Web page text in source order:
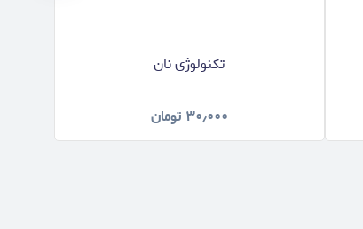
تکنولوژی نان
۳۰٫۰۰۰ تومان